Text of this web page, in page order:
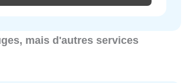
mais d'autres services